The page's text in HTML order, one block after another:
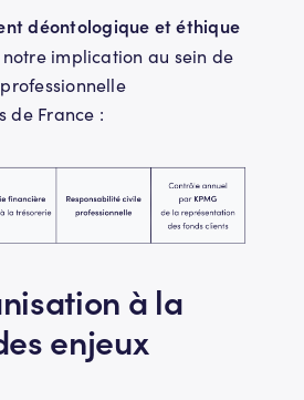
déontologique et éthique
implication au sein de
de France :
à la
enjeux